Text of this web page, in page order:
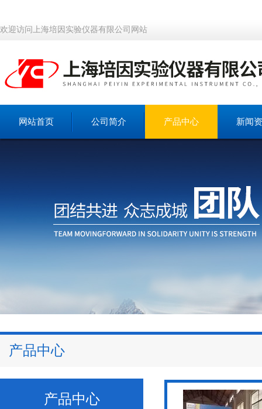
欢迎访问上海培因实验仪器有限公司网站
网站首页 公司简介 产品中心 新闻
产品中心
产品中心